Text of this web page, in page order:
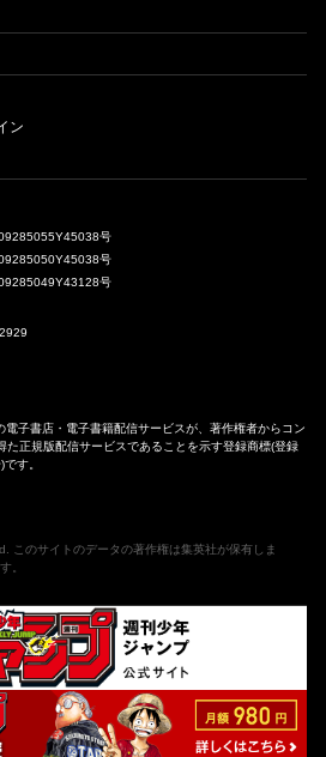
ン
号
号
号
電子書店・電子書籍配信サービスが、著作権者からコン
た正規版配信サービスであることを示す登録商標(登録
す。
このサイトのデータの著作権は集英社が保有しま
。